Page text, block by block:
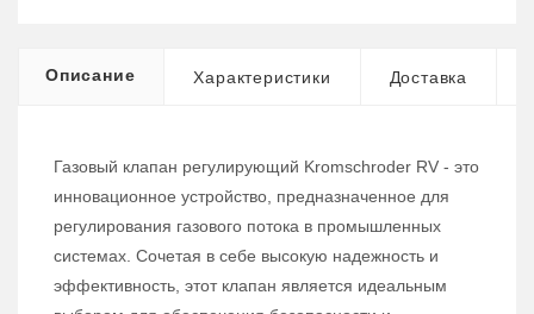
Описание Характеристики Доставка
Газовый клапан регулирующий Kromschroder RV - это
инновационное устройство, предназначенное для
регулирования газового потока в промышленных
системах. Сочетая в себе высокую надежность и
эффективность, этот клапан является идеальным